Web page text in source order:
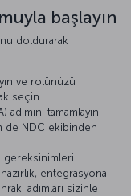
başlayın
doldurarak
ve rolünüzü
seçin.
tamamlayın.
de NDC ekibinden
gereksinimleri
entegrasyona
adımları sizinle